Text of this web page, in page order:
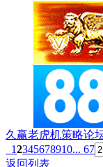
久赢老虎机策略论
12345678910... 67
返回列表